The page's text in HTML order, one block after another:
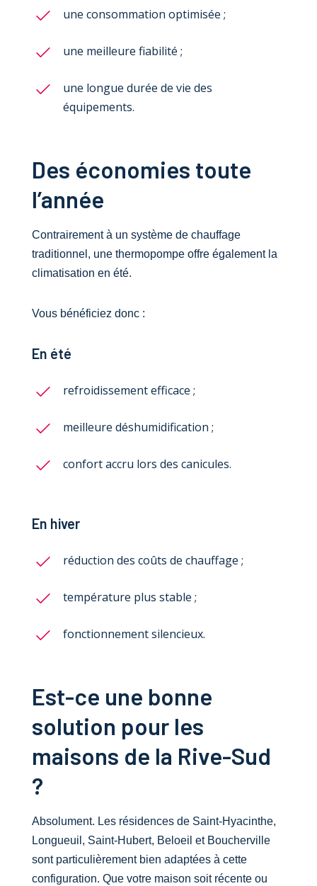
une consommation optimisée ;
une meilleure fiabilité ;
une longue durée de vie des
équipements.
Des économies toute
l’année
Contrairement à un système de chauffage
traditionnel, une thermopompe offre également la
climatisation en été.
Vous bénéficiez donc :
En été
refroidissement efficace ;
meilleure déshumidification ;
confort accru lors des canicules.
En hiver
réduction des coûts de chauffage ;
température plus stable ;
fonctionnement silencieux.
Est-ce une bonne
solution pour les
maisons de la Rive-Sud
?
Absolument. Les résidences de Saint-Hyacinthe,
Longueuil, Saint-Hubert, Beloeil et Boucherville
sont particulièrement bien adaptées à cette
configuration. Que votre maison soit récente ou